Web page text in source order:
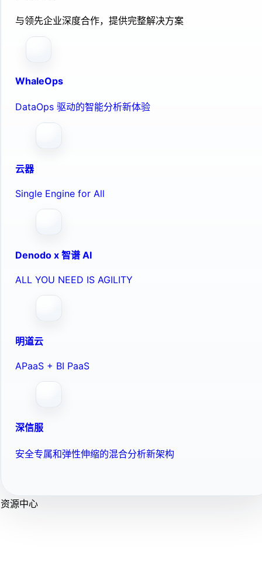
与领先企业深度合作，提供完整解决方案
WhaleOps
DataOps 驱动的智能分析新体验
云器
Single Engine for All
Denodo x 智谱 AI
ALL YOU NEED IS AGILITY
明道云
APaaS + BI PaaS
深信服
安全专属和弹性伸缩的混合分析新架构
资源中心